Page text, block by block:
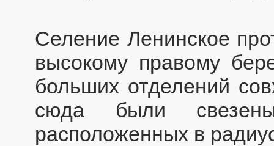
Селение Ленинское
высокому правому
больших отделений
сюда были
расположенных в